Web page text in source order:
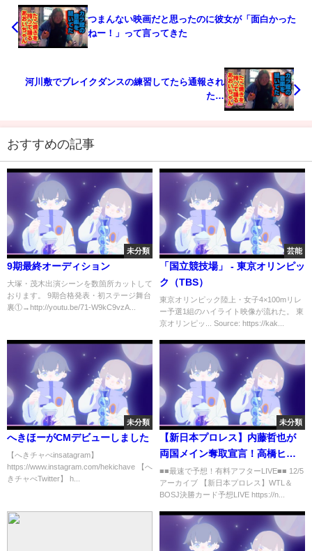
つまんない映画だと思ったのに彼女が「面白かった
ねー！」って言ってきた
河川敷でブレイクダンスの練習してたら通報され
た…
おすすめの記事
未分類
9期最終オーディション
大塚・茂木出演シーンを数箇所カットして
おります。 9期合格発表・初ステージ舞台
裏①→http://youtu.be/71-W9kC9vzA...
芸能
「国立競技場」 - 東京オリンピッ
ク（TBS）
東京オリンピック陸上・女子4×100mリレ
ー予選1組のハイライト映像が流れた。 東
京オリンピッ... Source: https://kak...
未分類
へきほーがCMデビューしました
【へきチャべinsatagram】
https://www.instagram.com/hekichave 【へ
きチャべTwitter】 h...
未分類
【新日本プロレス】内藤哲也が
両国メイン奪取宣言！高橋ヒロ
ムに譲らない！グレート-O-カー
ン戦略発表！東スポ記事で悪質
記者と自虐ネタ披露！njpw
njwtl njbosj
■■最速で予想！有料アフターLIVE■■ 12/5
アーカイブ 【新日本プロレス】WTL＆
BOSJ決勝カード予想LIVE https://n...